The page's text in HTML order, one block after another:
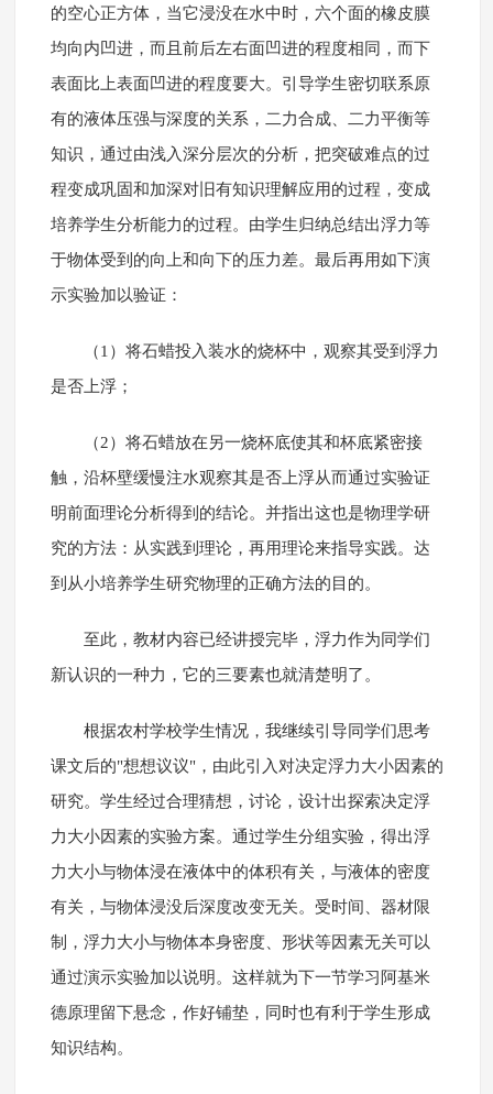
的空心正方体，当它浸没在水中时，六个面的橡皮膜
均向内凹进，而且前后左右面凹进的程度相同，而下
表面比上表面凹进的程度要大。引导学生密切联系原
有的液体压强与深度的关系，二力合成、二力平衡等
知识，通过由浅入深分层次的分析，把突破难点的过
程变成巩固和加深对旧有知识理解应用的过程，变成
培养学生分析能力的过程。由学生归纳总结出浮力等
于物体受到的向上和向下的压力差。最后再用如下演
示实验加以验证：
（1）将石蜡投入装水的烧杯中，观察其受到浮力
是否上浮；
（2）将石蜡放在另一烧杯底使其和杯底紧密接
触，沿杯壁缓慢注水观察其是否上浮从而通过实验证
明前面理论分析得到的结论。并指出这也是物理学研
究的方法：从实践到理论，再用理论来指导实践。达
到从小培养学生研究物理的正确方法的目的。
至此，教材内容已经讲授完毕，浮力作为同学们
新认识的一种力，它的三要素也就清楚明了。
根据农村学校学生情况，我继续引导同学们思考
课文后的"想想议议"，由此引入对决定浮力大小因素的
研究。学生经过合理猜想，讨论，设计出探索决定浮
力大小因素的实验方案。通过学生分组实验，得出浮
力大小与物体浸在液体中的体积有关，与液体的密度
有关，与物体浸没后深度改变无关。受时间、器材限
制，浮力大小与物体本身密度、形状等因素无关可以
通过演示实验加以说明。这样就为下一节学习阿基米
德原理留下悬念，作好铺垫，同时也有利于学生形成
知识结构。